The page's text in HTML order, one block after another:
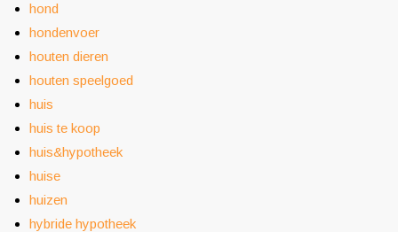
hond
hondenvoer
houten dieren
houten speelgoed
huis
huis te koop
huis&hypotheek
huise
huizen
hybride hypotheek